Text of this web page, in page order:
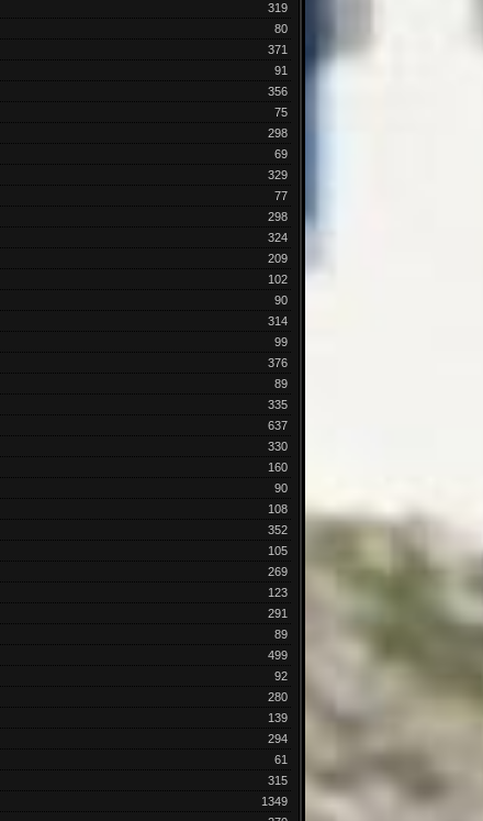
319
80
371
91
356
75
298
69
329
77
298
324
209
102
90
314
99
376
89
335
637
330
160
90
108
352
105
269
123
291
89
499
92
280
139
294
61
315
1349